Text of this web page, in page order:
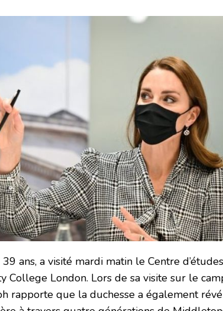
ans, a visité mardi matin le Centre d’études
College London. Lors de sa visite sur le
rapporte que la duchesse a également